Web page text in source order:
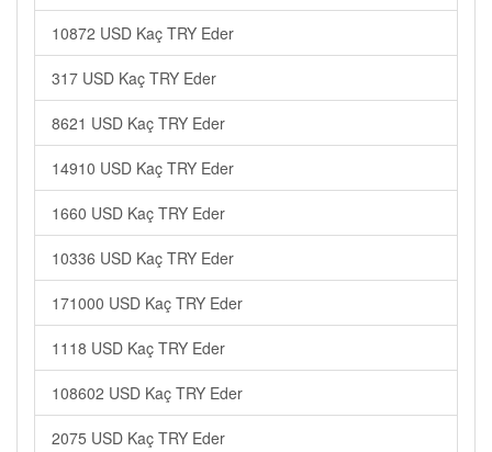
10872 USD Kaç TRY Eder
317 USD Kaç TRY Eder
8621 USD Kaç TRY Eder
14910 USD Kaç TRY Eder
1660 USD Kaç TRY Eder
10336 USD Kaç TRY Eder
171000 USD Kaç TRY Eder
1118 USD Kaç TRY Eder
108602 USD Kaç TRY Eder
2075 USD Kaç TRY Eder